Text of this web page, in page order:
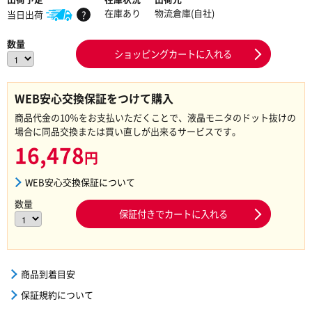
当日出荷
?
在庫あり
物流倉庫(自社)
数量
ショッピングカートに入れる
WEB安心交換保証をつけて購入
商品代金の10％をお支払いただくことで、液晶モニタのドット抜けの
場合に同品交換または買い直しが出来るサービスです。
16,478円
WEB安心交換保証について
数量
保証付きでカートに入れる
商品到着目安
保証規約について